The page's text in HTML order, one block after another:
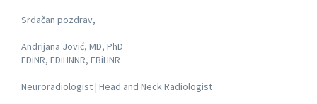
Srdačan pozdrav,
Andrijana Jović, MD, PhD
EDiNR, EDiHNNR, EBiHNR
Neuroradiologist | Head and Neck Radiologist